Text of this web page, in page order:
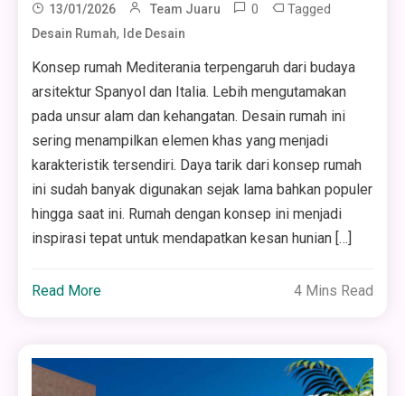
13/01/2026 Team Juaru 0 Tagged
Desain Rumah, Ide Desain
Konsep rumah Mediterania terpengaruh dari budaya
arsitektur Spanyol dan Italia. Lebih mengutamakan
pada unsur alam dan kehangatan. Desain rumah ini
sering menampilkan elemen khas yang menjadi
karakteristik tersendiri. Daya tarik dari konsep rumah
ini sudah banyak digunakan sejak lama bahkan populer
hingga saat ini. Rumah dengan konsep ini menjadi
inspirasi tepat untuk mendapatkan kesan hunian […]
Read More 4 Mins Read